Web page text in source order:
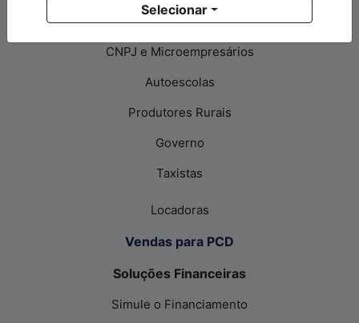
Vendas Diretas
CNPJ e Microempresários
Autoescolas
Produtores Rurais
Governo
Taxistas
Locadoras
Vendas para PCD
Soluções Financeiras
Simule o Financiamento
Selecionar